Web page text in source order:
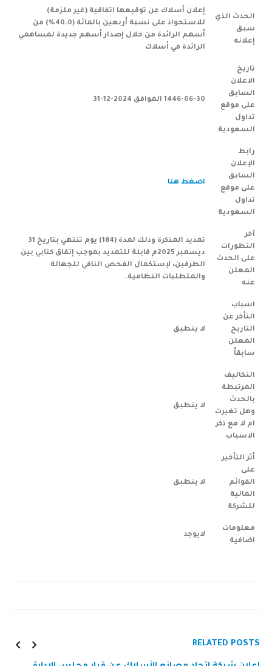
الحدث الذي
سبق
إعلانه
إعلان أسلاك عن توقيعها اتفاقية (غير ملزمة)
للاستحواذ على نسبة أربعين بالمائة (40.0%) من
أسهم الرائدة من خلال إصدار أسهم جديدة لمساهمي
الرائدة في أسلاك
تاريخ
الاعلان
السابق
على موقع
تداول
السعودية
1446-06-30 الموافق 2024-12-31
رابط
الإعلان
السابق
على موقع
تداول
السعودية
اضغط هنا
آخر
التطورات
على الحدث
المعلن
عنه
تمديد المذكرة وذلك لمدة (184) يوم تنتهي بتاريخ 31
ديسمبر 2025م قابلة للتمديد بموجب إتفاق كتابي بين
الطرفين، لإستكمال الفحص النافي للجهالة
والمتطلبات النظامية.
اسباب
التأخر عن
التاريخ
المعلن
سابقاً
لا ينطبق
التكاليف
المرتبطة
بالحدث
وهل تغيرت
ام لا مع ذكر
الاسباب
لا ينطبق
أثر التأخير
على
القوائم
المالية
للشركة
لا ينطبق
معلومات
اضافية
لايوجد
RELATED POSTS